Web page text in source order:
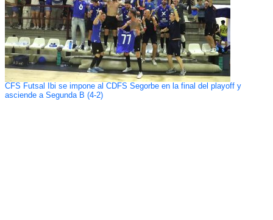
CFS Futsal Ibi se impone al CDFS Segorbe en la final del playoff y
asciende a Segunda B (4-2)